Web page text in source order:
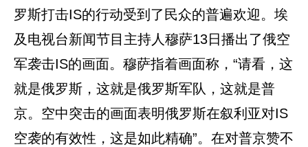
罗斯打击IS的行动受到了民众的普遍欢迎。埃
及电视台新闻节目主持人穆萨13日播出了俄空
军袭击IS的画面。穆萨指着画面称，“请看，这
就是俄罗斯，这就是俄罗斯军队，这就是普
京。空中突击的画面表明俄罗斯在叙利亚对IS
空袭的有效性，这是如此精确”。在对普京赞不